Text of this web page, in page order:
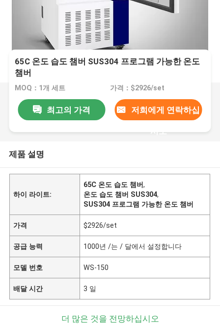
65C 온도 습도 챔버 SUS304 프로그램 가능한 온도
챔버
MOQ：1개 세트 가격：$2926/set
최고의 가격 저희에게 연락하십
시오
제품 설명
하이 라이트:
65C 온도 습도 챔버,
온도 습도 챔버 SUS304,
SUS304 프로그램 가능한 온도 챔버
가격 $2926/set
공급 능력 1000년 /는 / 달에서 설정합니다
모델 번호 WS-150
배달 시간 3 일
더 많은 것을 전망하십시오